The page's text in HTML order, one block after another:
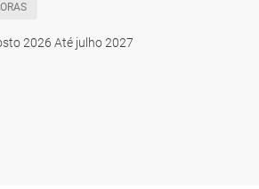
2026 Até julho 2027